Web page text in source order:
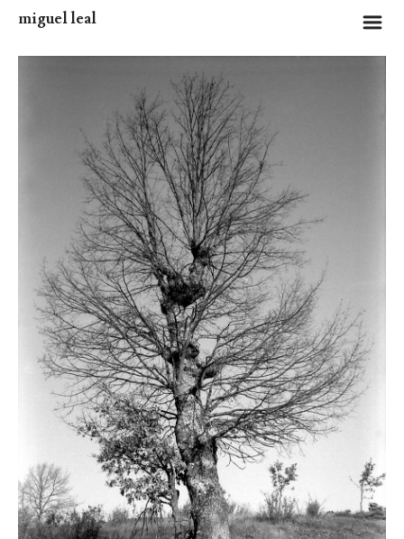
miguel leal m